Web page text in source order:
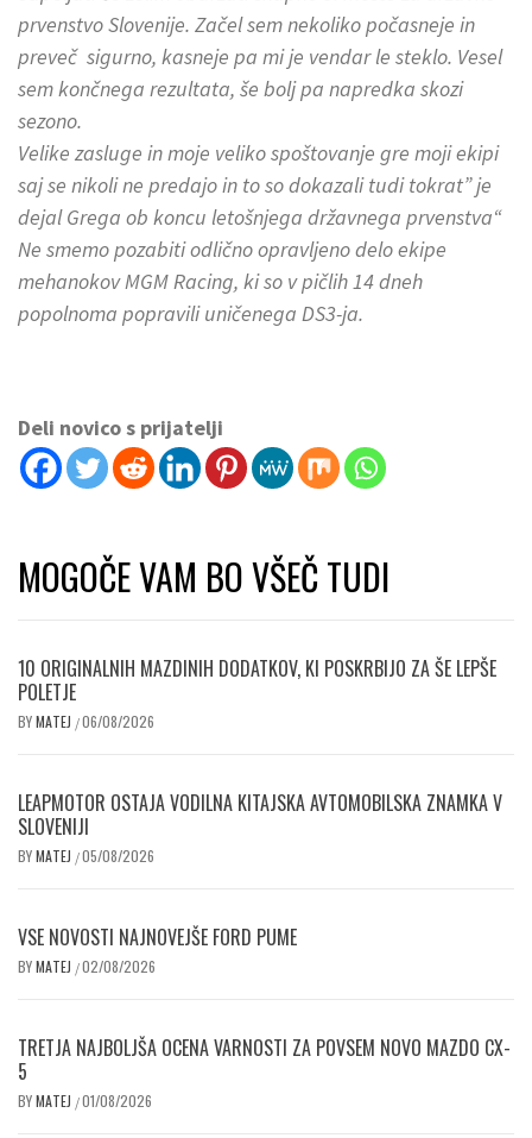
prvenstvo Slovenije. Začel sem nekoliko počasneje in
preveč sigurno, kasneje pa mi je vendar le steklo. Vesel
sem končnega rezultata, še bolj pa napredka skozi
sezono.
Velike zasluge in moje veliko spoštovanje gre moji ekipi
saj se nikoli ne predajo in to so dokazali tudi tokrat” je
dejal Grega ob koncu letošnjega državnega prvenstva“
Ne smemo pozabiti odlično opravljeno delo ekipe
mehanokov MGM Racing, ki so v pičlih 14 dneh
popolnoma popravili uničenega DS3-ja.
Deli novico s prijatelji
MOGOČE VAM BO VŠEČ TUDI
10 ORIGINALNIH MAZDINIH DODATKOV, KI POSKRBIJO ZA ŠE LEPŠE
POLETJE
BYMATEJ /06/08/2026
LEAPMOTOR OSTAJA VODILNA KITAJSKA AVTOMOBILSKA ZNAMKA V
SLOVENIJI
BYMATEJ /05/08/2026
VSE NOVOSTI NAJNOVEJŠE FORD PUME
BYMATEJ /02/08/2026
TRETJA NAJBOLJŠA OCENA VARNOSTI ZA POVSEM NOVO MAZDO CX-
5
BYMATEJ /01/08/2026